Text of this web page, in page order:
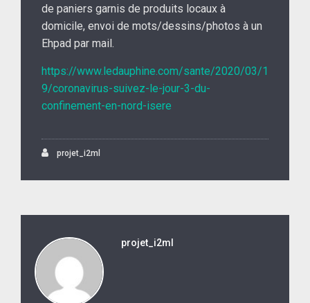
de paniers garnis de produits locaux à
domicile, envoi de mots/dessins/photos à un
Ehpad par mail.
https://www.ledauphine.com/sante/2020/03/1
9/coronavirus-suivez-le-jour-3-du-
confinement-en-nord-isere
projet_i2ml
projet_i2ml